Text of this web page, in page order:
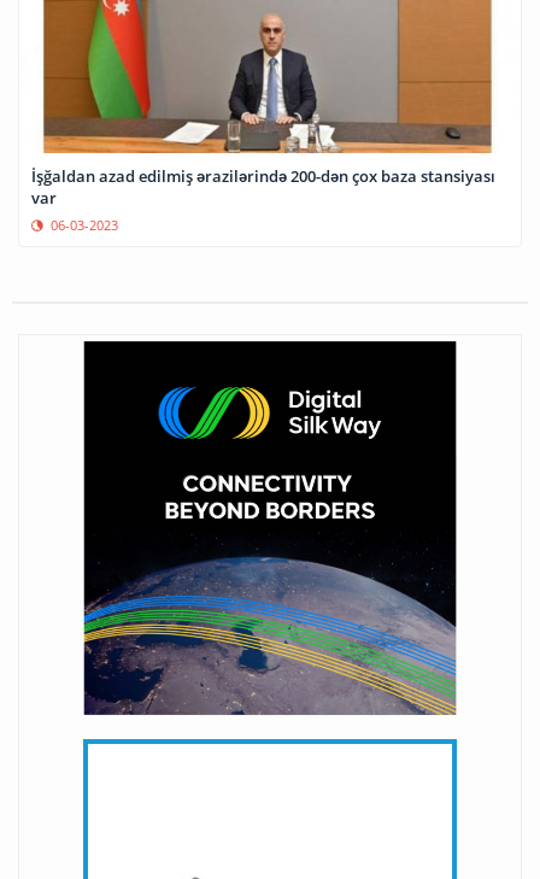
İşğaldan azad edilmiş ərazilərində 200-dən çox baza stansiyası
var
06-03-2023